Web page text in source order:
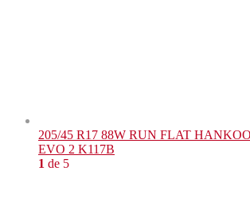
205/45 R17 88W RUN FLAT
EVO 2 K117B
1 de 5